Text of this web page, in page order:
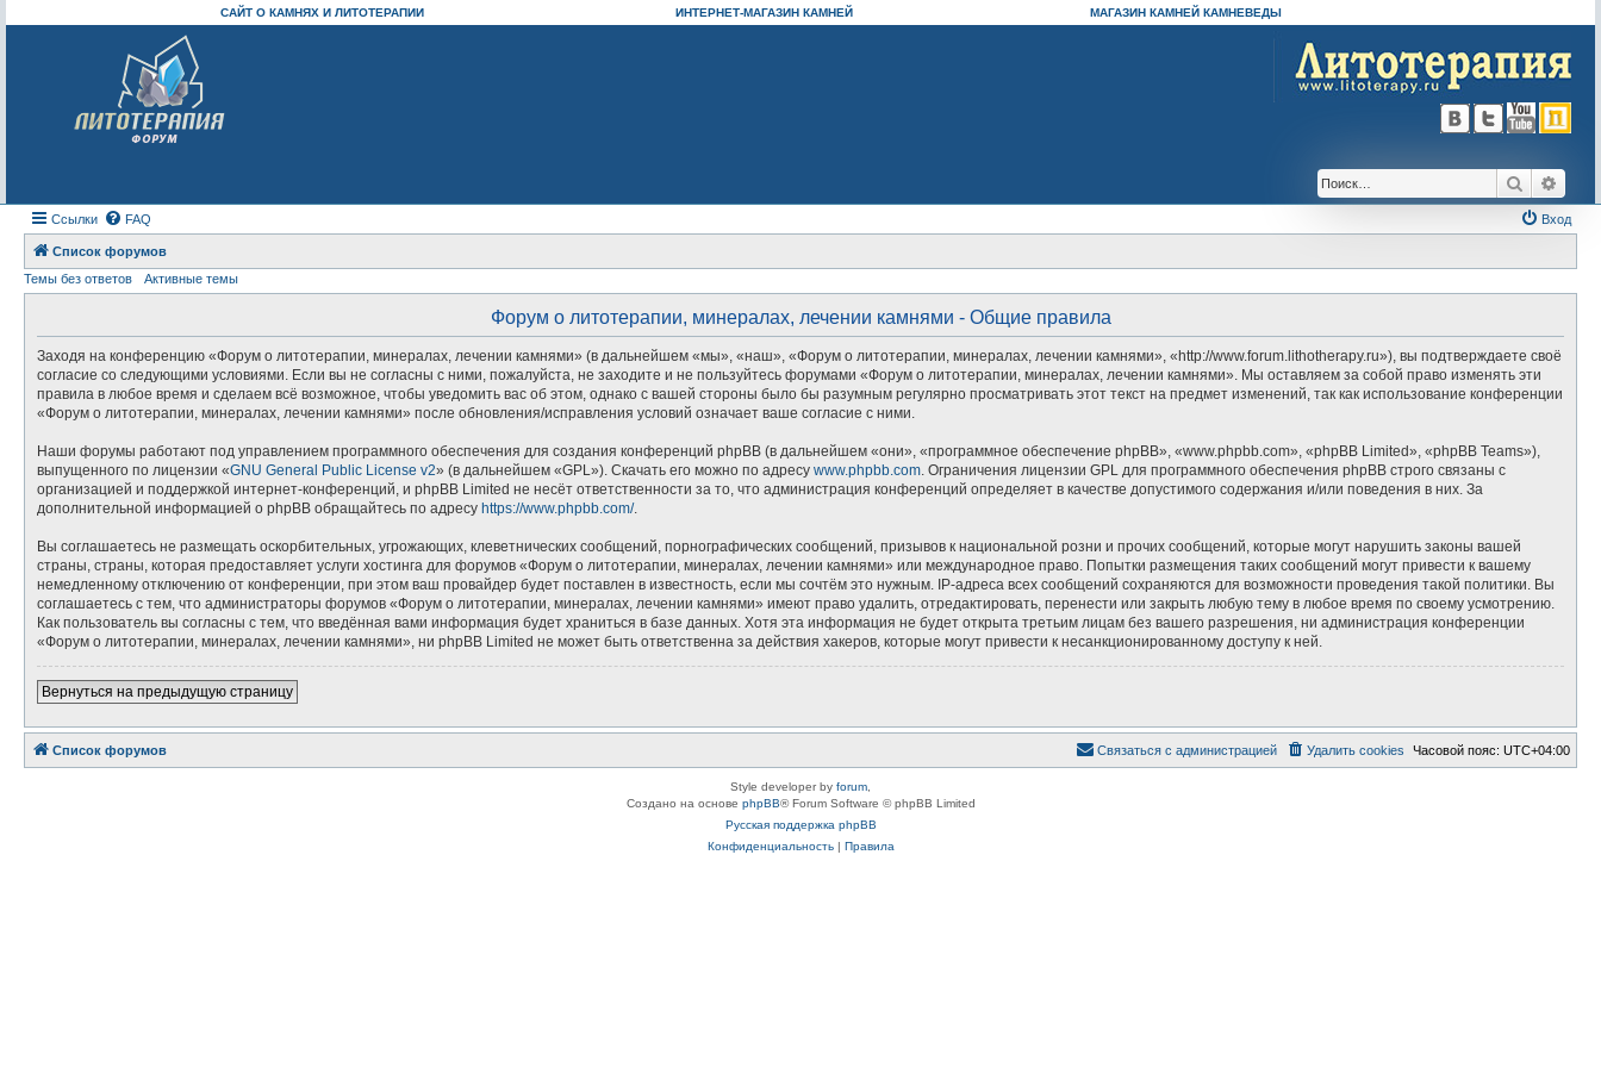
САЙТ О КАМНЯХ И ЛИТОТЕРАПИИ ИНТЕРНЕТ-МАГАЗИН КАМНЕЙ МАГАЗИН КАМНЕЙ КАМНЕВЕДЫ
Поиск
Ссылки FAQ Вход
Список форумов
Темы без ответов
Активные темы
Форум о литотерапии, минералах, лечении камнями - Общие правила
Заходя на конференцию «Форум о литотерапии, минералах, лечении камнями» (в дальнейшем «мы», «наш», «Форум о литотерапии, минералах, лечении камнями», «http://www.forum.lithotherapy.ru»), вы подтверждаете своё
согласие со следующими условиями. Если вы не согласны с ними, пожалуйста, не заходите и не пользуйтесь форумами «Форум о литотерапии, минералах, лечении камнями». Мы оставляем за собой право изменять эти
правила в любое время и сделаем всё возможное, чтобы уведомить вас об этом, однако с вашей стороны было бы разумным регулярно просматривать этот текст на предмет изменений, так как использование конференции
«Форум о литотерапии, минералах, лечении камнями» после обновления/исправления условий означает ваше согласие с ними.
Наши форумы работают под управлением программного обеспечения для создания конференций phpBB (в дальнейшем «они», «программное обеспечение phpBB», «www.phpbb.com», «phpBB Limited», «phpBB Teams»),
выпущенного по лицензии «GNU General Public License v2» (в дальнейшем «GPL»). Скачать его можно по адресу www.phpbb.com. Ограничения лицензии GPL для программного обеспечения phpBB строго связаны с
организацией и поддержкой интернет-конференций, и phpBB Limited не несёт ответственности за то, что администрация конференций определяет в качестве допустимого содержания и/или поведения в них. За
дополнительной информацией о phpBB обращайтесь по адресу https://www.phpbb.com/.
Вы соглашаетесь не размещать оскорбительных, угрожающих, клеветнических сообщений, порнографических сообщений, призывов к национальной розни и прочих сообщений, которые могут нарушить законы вашей
страны, страны, которая предоставляет услуги хостинга для форумов «Форум о литотерапии, минералах, лечении камнями» или международное право. Попытки размещения таких сообщений могут привести к вашему
немедленному отключению от конференции, при этом ваш провайдер будет поставлен в известность, если мы сочтём это нужным. IP-адреса всех сообщений сохраняются для возможности проведения такой политики. Вы
соглашаетесь с тем, что администраторы форумов «Форум о литотерапии, минералах, лечении камнями» имеют право удалить, отредактировать, перенести или закрыть любую тему в любое время по своему усмотрению.
Как пользователь вы согласны с тем, что введённая вами информация будет храниться в базе данных. Хотя эта информация не будет открыта третьим лицам без вашего разрешения, ни администрация конференции
«Форум о литотерапии, минералах, лечении камнями», ни phpBB Limited не может быть ответственна за действия хакеров, которые могут привести к несанкционированному доступу к ней.
Вернуться на предыдущую страницу
Список форумов Часовой пояс: UTC+04:00
Удалить cookies
Связаться с администрацией
Style developer by forum
Создано на основе phpBB® Forum Software © phpBB Limited
Русская поддержка phpBB
Конфиденциальность| Правила